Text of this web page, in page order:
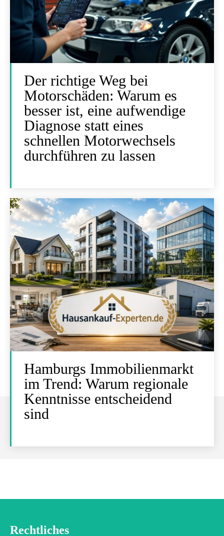
Der richtige Weg bei
Motorschäden: Warum es
besser ist, eine aufwendige
Diagnose statt eines
schnellen Motorwechsels
durchführen zu lassen
Hamburgs Immobilienmarkt
im Trend: Warum regionale
Kenntnisse entscheidend
sind
Rechtliches